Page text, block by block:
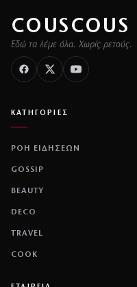
COUSCOUS
Εδώ τα λέμε όλα. Χωρίς ρετούς.
ΚΑΤΗΓΟΡΙΕΣ
ΡΟΗ ΕΙΔΗΣΕΩΝ
GOSSIP
BEAUTY
DECO
TRAVEL
COOK